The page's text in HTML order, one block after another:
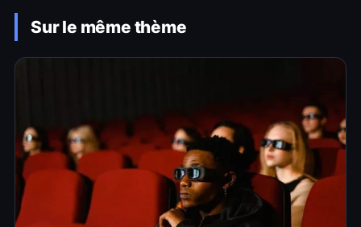
Sur le même thème